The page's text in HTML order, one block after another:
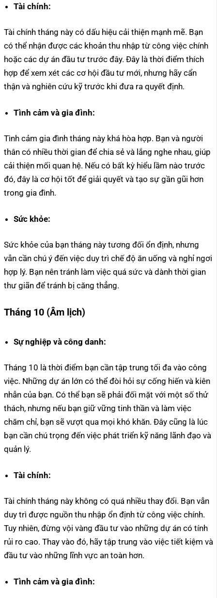
Tài chính:
Tài chính tháng này có dấu hiệu cải thiện mạnh mẽ. Bạn
có thể nhận được các khoản thu nhập từ công việc chính
hoặc các dự án đầu tư trước đây. Đây là thời điểm thích
hợp để xem xét các cơ hội đầu tư mới, nhưng hãy cẩn
thận và nghiên cứu kỹ trước khi đưa ra quyết định.
Tình cảm và gia đình:
Tình cảm gia đình tháng này khá hòa hợp. Bạn và người
thân có nhiều thời gian để chia sẻ và lắng nghe nhau, giúp
cải thiện mối quan hệ. Nếu có bất kỳ hiểu lầm nào trước
đó, đây là cơ hội tốt để giải quyết và tạo sự gần gũi hơn
trong gia đình.
Sức khỏe:
Sức khỏe của bạn tháng này tương đối ổn định, nhưng
vẫn cần chú ý đến việc duy trì chế độ ăn uống và nghỉ ngơi
hợp lý. Bạn nên tránh làm việc quá sức và dành thời gian
thư giãn để tránh bị căng thẳng.
Tháng 10 (Âm lịch)
Sự nghiệp và công danh:
Tháng 10 là thời điểm bạn cần tập trung tối đa vào công
việc. Những dự án lớn có thể đòi hỏi sự cống hiến và kiên
nhẫn của bạn. Có thể bạn sẽ phải đối mặt với một số thử
thách, nhưng nếu bạn giữ vững tinh thần và làm việc
chăm chỉ, bạn sẽ vượt qua mọi khó khăn. Đây cũng là lúc
bạn cần chú trọng đến việc phát triển kỹ năng lãnh đạo và
quản lý.
Tài chính:
Tài chính tháng này không có quá nhiều thay đổi. Bạn vẫn
duy trì được nguồn thu nhập ổn định từ công việc chính.
Tuy nhiên, đừng vội vàng đầu tư vào những dự án có tính
rủi ro cao. Thay vào đó, hãy tập trung vào việc tiết kiệm và
đầu tư vào những lĩnh vực an toàn hơn.
Tình cảm và gia đình: